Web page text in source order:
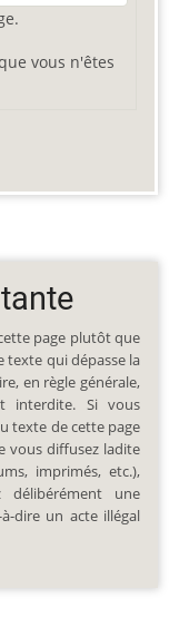
vous n'êtes
page plutôt que
texte qui dépasse la
en règle générale,
interdite. Si vous
texte de cette page
vous diffusez ladite
imprimés, etc.),
délibérément une
dire un acte illégal